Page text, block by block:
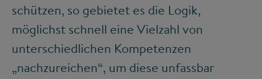
schützen, so gebietet es die Logik,
möglichst schnell eine Vielzahl von
unterschiedlichen Kompetenzen
„nachzureichen“, um diese unfassbar